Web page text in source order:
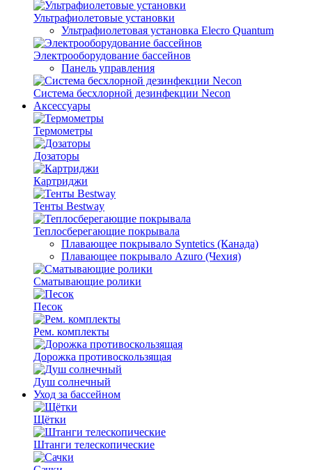
Ультрафиолетовые установки
Ультрафиолетовая установка Elecro Quantum
Электрооборудование бассейнов
Панель управления
Система бесхлорной дезинфекции Necon
Аксессуары
Термометры
Дозаторы
Картриджи
Тенты Bestway
Теплосберегающие покрывала
Плавающее покрывало Syntetics (Канада)
Плавающее покрывало Azuro (Чехия)
Сматывающие ролики
Песок
Рем. комплекты
Дорожка противоскользящая
Душ солнечный
Уход за бассейном
Щётки
Штанги телескопические